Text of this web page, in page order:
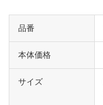
品番
本体価格
サイズ